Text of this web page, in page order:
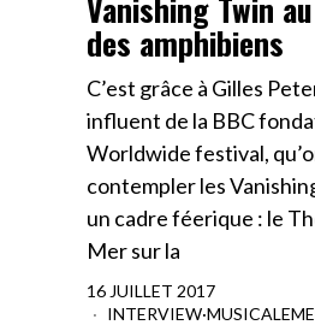
des amphibiens
C’est grâce à Gilles
influent de la BBC
Worldwide festival,
contempler les
un cadre féerique : le
Mer sur la
16 JUILLET 2017
INTERVIEW·